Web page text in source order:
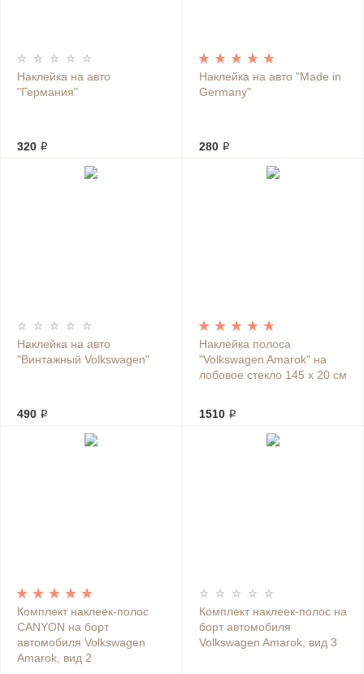
Наклейка на авто
"Германия"
320 ₽
Наклейка на авто "Made in
Germany"
280 ₽
Наклейка на авто
"Винтажный Volkswagen"
490 ₽
Наклейка полоса
"Volkswagen Amarok" на
лобовое стекло 145 х 20 см
1510 ₽
Комплект наклеек-полос
CANYON на борт
автомобиля Volkswagen
Amarok, вид 2
Комплект наклеек-полос на
борт автомобиля
Volkswagen Amarok, вид 3